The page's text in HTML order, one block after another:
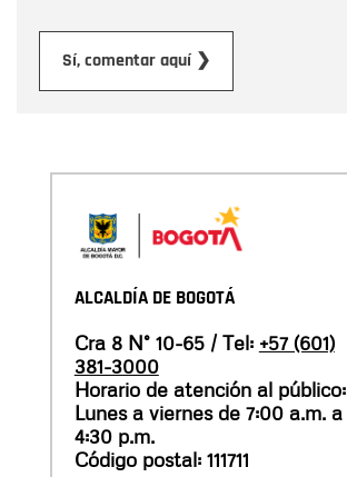
Sí, comentar aquí ❯
ALCALDÍA DE BOGOTÁ
Cra 8 N° 10-65 / Tel: +57 (601)
381-3000
Horario de atención al público:
Lunes a viernes de 7:00 a.m. a
4:30 p.m.
Código postal: 111711